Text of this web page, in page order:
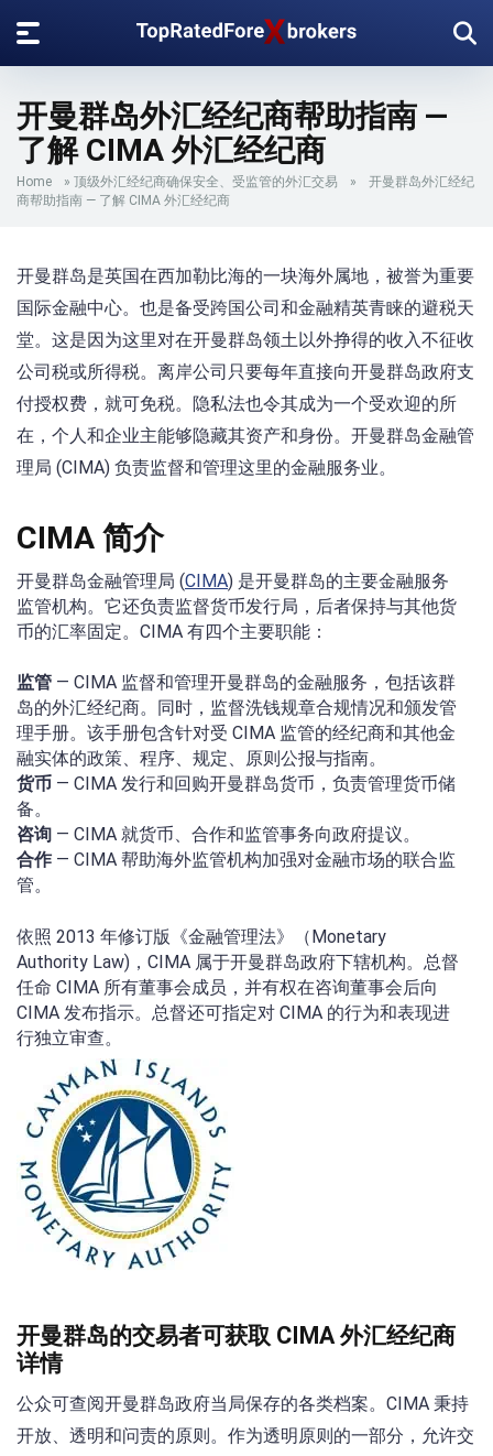
开曼群岛外汇经纪商帮助指南 —
了解 CIMA 外汇经纪商
Home » 顶级外汇经纪商确保安全、受监管的外汇交易 »
开曼群岛外汇经纪
商帮助指南 — 了解 CIMA 外汇经纪商
开曼群岛是英国在西加勒比海的一块海外属地，被誉为重要
国际金融中心。也是备受跨国公司和金融精英青睐的避税天
堂。这是因为这里对在开曼群岛领土以外挣得的收入不征收
公司税或所得税。离岸公司只要每年直接向开曼群岛政府支
付授权费，就可免税。隐私法也令其成为一个受欢迎的所
在，个人和企业主能够隐藏其资产和身份。开曼群岛金融管
理局 (CIMA) 负责监督和管理这里的金融服务业。
CIMA 简介
开曼群岛金融管理局 (CIMA) 是开曼群岛的主要金融服务
监管机构。它还负责监督货币发行局，后者保持与其他货
币的汇率固定。CIMA 有四个主要职能：
监管 — CIMA 监督和管理开曼群岛的金融服务，包括该群
岛的外汇经纪商。同时，监督洗钱规章合规情况和颁发管
理手册。该手册包含针对受 CIMA 监管的经纪商和其他金
融实体的政策、程序、规定、原则公报与指南。
货币 — CIMA 发行和回购开曼群岛货币，负责管理货币储
备。
咨询 — CIMA 就货币、合作和监管事务向政府提议。
合作 — CIMA 帮助海外监管机构加强对金融市场的联合监
管。
依照 2013 年修订版《金融管理法》（Monetary
Authority Law)，CIMA 属于开曼群岛政府下辖机构。总督
任命 CIMA 所有董事会成员，并有权在咨询董事会后向
CIMA 发布指示。总督还可指定对 CIMA 的行为和表现进
行独立审查。
开曼群岛的交易者可获取 CIMA 外汇经纪商
详情
公众可查阅开曼群岛政府当局保存的各类档案。CIMA 秉持
开放、透明和问责的原则。作为透明原则的一部分，允许交